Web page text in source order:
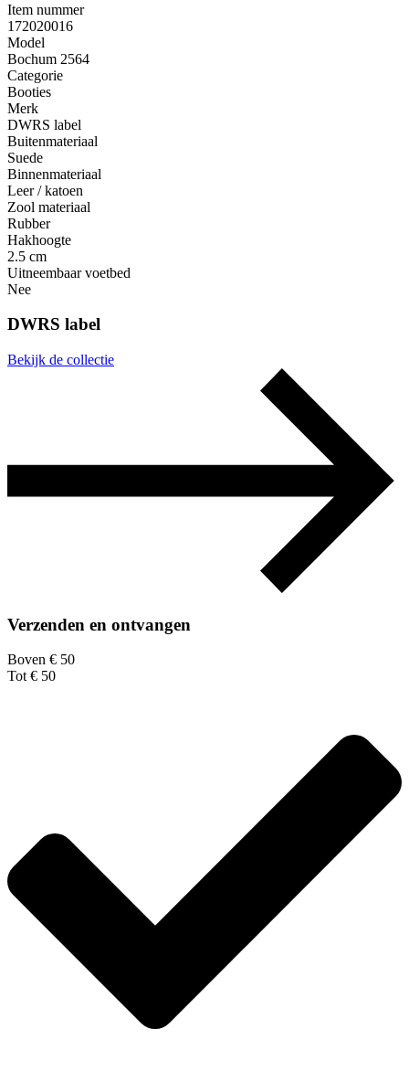
Item nummer
172020016
Model
Bochum 2564
Categorie
Booties
Merk
DWRS label
Buitenmateriaal
Suede
Binnenmateriaal
Leer / katoen
Zool materiaal
Rubber
Hakhoogte
2.5 cm
Uitneembaar voetbed
Nee
DWRS label
Bekijk de collectie
Verzenden en ontvangen
Boven € 50
Tot € 50